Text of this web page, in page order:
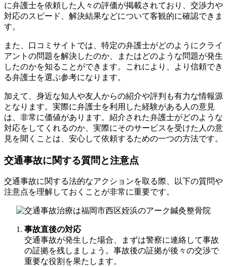
に弁護士を依頼した人々の評価が掲載されており、交渉力や
対応のスピード、解決結果などについて客観的に確認できま
す。
また、口コミサイトでは、特定の弁護士がどのようにクライ
アントの問題を解決したのか、またはどのような問題が発生
したのかを知ることができます。これにより、より信頼でき
る弁護士を選ぶ参考になります。
加えて、身近な知人や友人からの紹介や評判も有力な情報源
となります。実際に弁護士を利用した経験がある人の意見
は、非常に価値があります。紹介された弁護士がどのような
対応をしてくれるのか、実際にそのサービスを受けた人の意
見を聞くことは、安心して依頼するための一つの方法です。
交通事故に関する質問と注意点
交通事故に関する法的なアクションを取る際、以下の質問や
注意点を理解しておくことが非常に重要です。
事故直後の対応
交通事故が発生した場合、まずは警察に連絡して事故
の証拠を残しましょう。事故後の証拠が後々の交渉で
重要な役割を果たします。